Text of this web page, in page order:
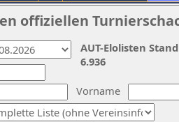
offiziellen
Vorname
AUT-Elolisten
6.936